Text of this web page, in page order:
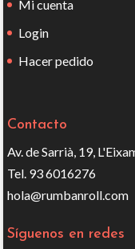
Mi cuenta
Login
Hacer pedido
Contacto
Av. de Sarrià, 19,
Tel. 93 6016276
hola@rumbanroll.com
Síguenos en redes